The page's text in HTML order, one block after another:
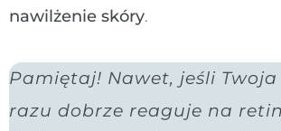
nawilżenie skóry.
Pamiętaj! Nawet, jeśli
razu dobrze reaguje na